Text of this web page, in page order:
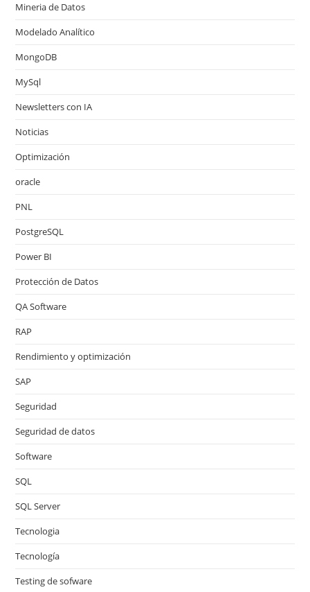
Mineria de Datos
Modelado Analítico
MongoDB
MySql
Newsletters con IA
Noticias
Optimización
oracle
PNL
PostgreSQL
Power BI
Protección de Datos
QA Software
RAP
Rendimiento y optimización
SAP
Seguridad
Seguridad de datos
Software
SQL
SQL Server
Tecnologia
Tecnología
Testing de sofware